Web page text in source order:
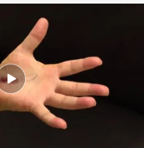
mover sus manos
no pueden
un insoportable